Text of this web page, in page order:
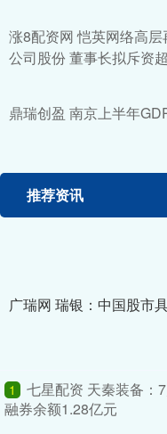
涨8配资网 恺英网络高
公司股份 董事长拟斥资
鼎瑞创盈 南京上半年
推荐资讯
广瑞网 瑞银：中国股市
1
七星配资 天秦装备：
融券余额1.28亿元